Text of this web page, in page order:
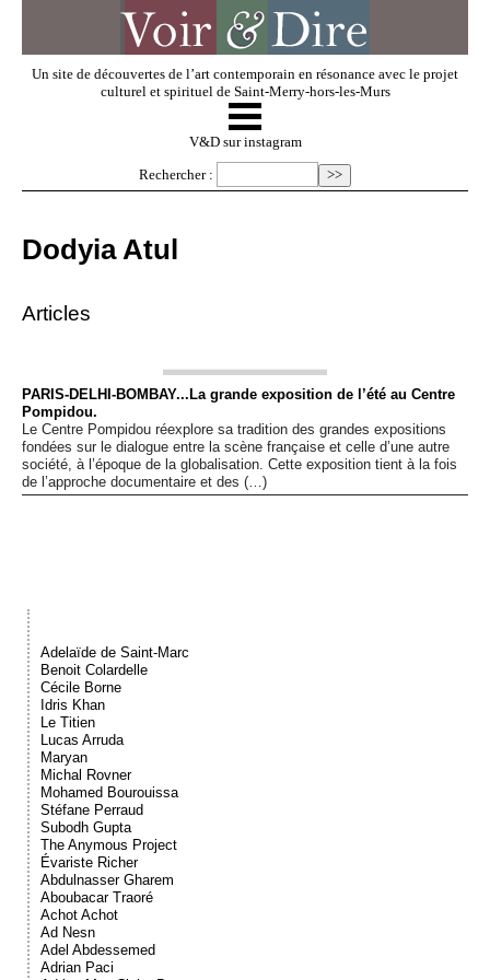
Un site de découvertes de l’art contemporain en résonance avec le projet
culturel et spirituel de Saint-Merry-hors-les-Murs
V & D
Dossiers
Événements
☰
V&D sur instagram
Rechercher :
Dodyia Atul
Articles
PARIS-DELHI-BOMBAY...La grande exposition de l’été au Centre
Pompidou.
Le Centre Pompidou réexplore sa tradition des grandes expositions
fondées sur le dialogue entre la scène française et celle d’une autre
société, à l’époque de la globalisation. Cette exposition tient à la fois
de l’approche documentaire et des (…)
Adelaïde de Saint-Marc
Benoit Colardelle
Cécile Borne
Idris Khan
Le Titien
Lucas Arruda
Maryan
Michal Rovner
Mohamed Bourouissa
Stéfane Perraud
Subodh Gupta
The Anymous Project
Évariste Richer
Abdulnasser Gharem
Aboubacar Traoré
Achot Achot
Ad Nesn
Adel Abdessemed
Adrian Paci